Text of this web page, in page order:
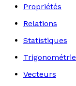
Propriétés
Relations
Statistiques
Trigonométrie
Vecteurs